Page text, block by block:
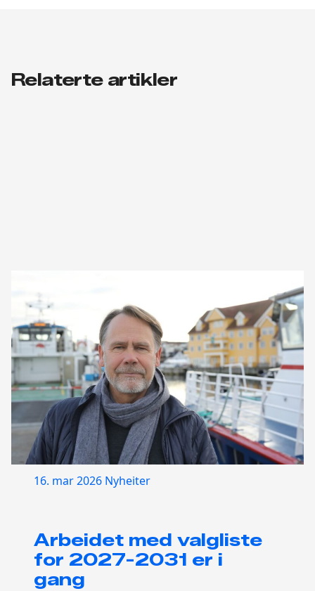
Relaterte artikler
16. mar 2026 Nyheiter
Arbeidet med valgliste
for 2027-2031 er i
gang